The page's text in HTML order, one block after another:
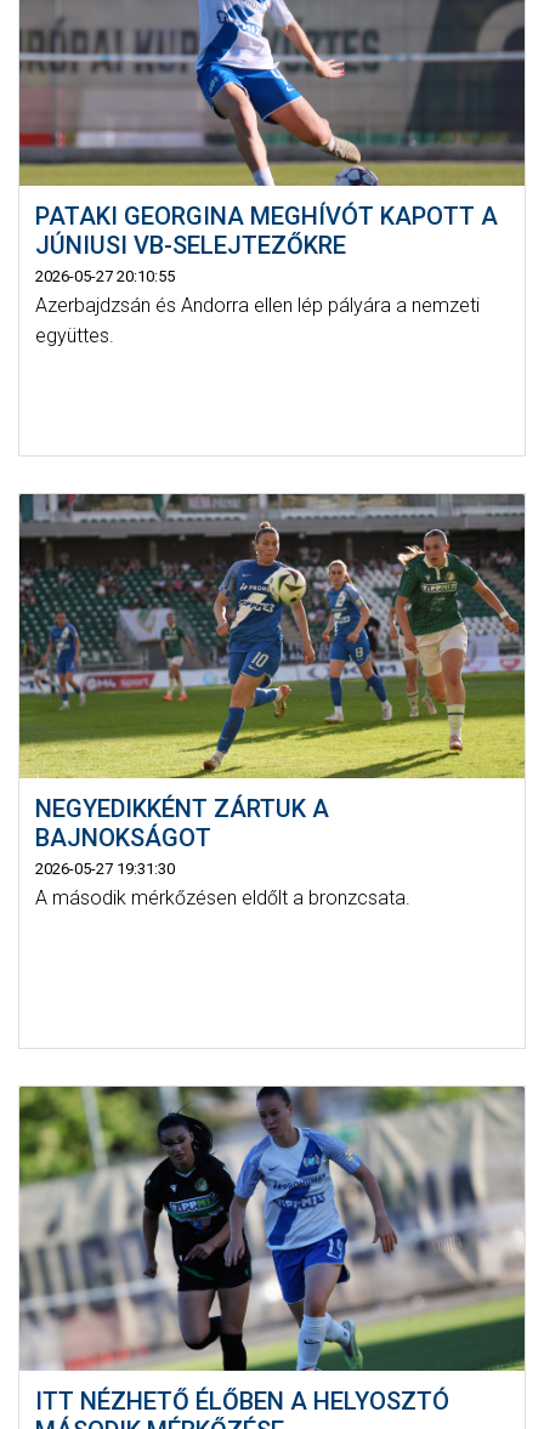
PATAKI GEORGINA MEGHÍVÓT KAPOTT A
JÚNIUSI VB-SELEJTEZŐKRE
2026-05-27 20:10:55
Azerbajdzsán és Andorra ellen lép pályára a nemzeti
együttes.
NEGYEDIKKÉNT ZÁRTUK A
BAJNOKSÁGOT
2026-05-27 19:31:30
A második mérkőzésen eldőlt a bronzcsata.
ITT NÉZHETŐ ÉLŐBEN A HELYOSZTÓ